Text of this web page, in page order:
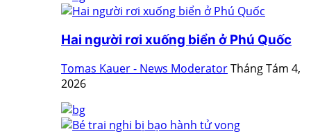
Hai người rơi xuống biển ở Phú Quốc
Tomas Kauer - News ModeratorTháng Tám 4,
2026